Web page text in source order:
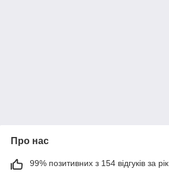
Про нас
99% позитивних з 154 відгуків за рік